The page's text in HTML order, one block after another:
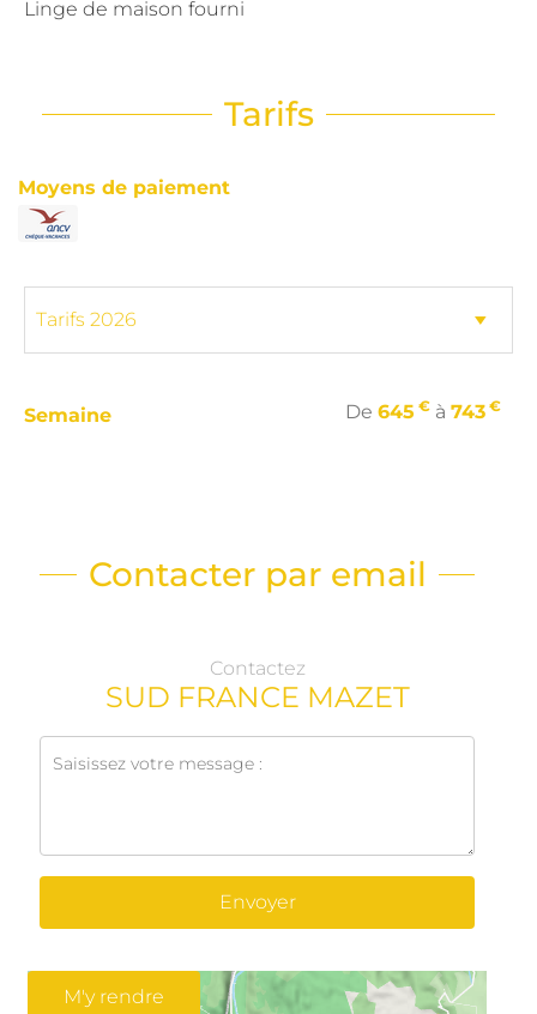
Linge de maison fourni
Tarifs
Moyens de paiement
Semaine De 645 € à 743 €
Contacter par email
Contactez
SUD FRANCE MAZET
Envoyer
M'y rendre